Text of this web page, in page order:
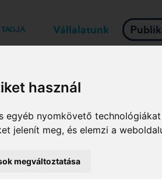
használ
egyéb nyomkövető
jelenít meg, és elemzi a
megváltoztatása
Vállalatunk
és a Tanács (EU) 2024/1789